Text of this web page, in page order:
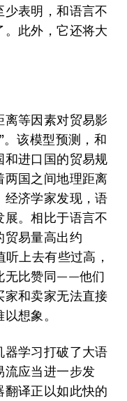
表明，和语言不
此外，它还将大
等因素对贸易影
该模型预测，和
和进口国的贸易规
两国之间地理距离
经济学家发现，语
。相比于语言不
贸易量高出约
上去有些过高，
无比赞同——他们
家和卖家无法直接
想象。
器学习打破了大语
流应当进一步发
翻译正以如此快的